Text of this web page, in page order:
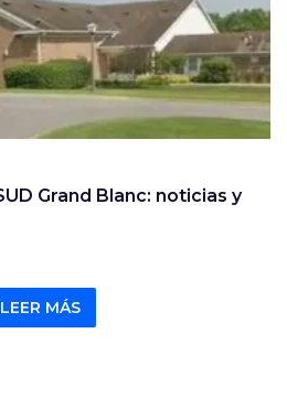
Grand Blanc: noticias y
LEER MÁS